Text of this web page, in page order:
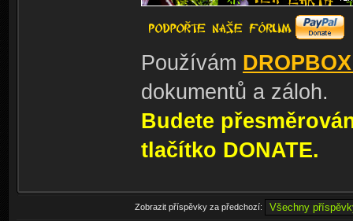
Používám
dokumentů a záloh.
Budete
tlačítko DONATE.
Zobrazit příspěvky za předchozí: